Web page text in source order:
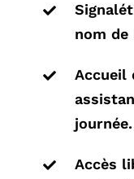

nom de

Accueil
journée.

Accès